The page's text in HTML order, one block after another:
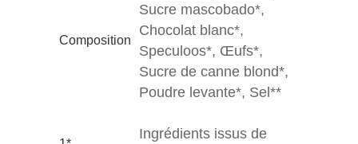
Composition
Sucre mascobado*,
Chocolat blanc*,
Speculoos*, Œufs*,
Sucre de canne blond*,
Poudre levante*, Sel**
Ingrédients issus de